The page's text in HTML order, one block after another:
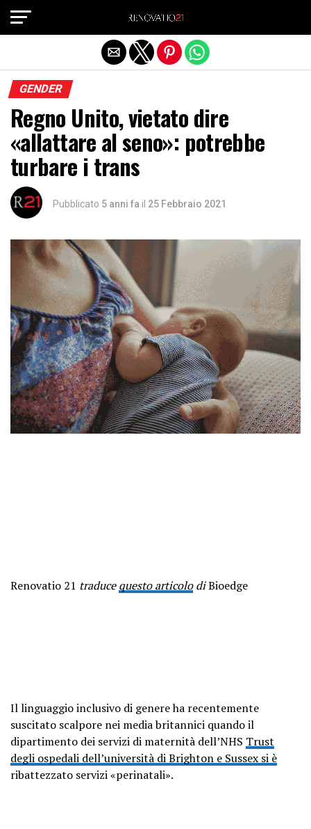
GENDER
Regno Unito, vietato dire
«allattare al seno»: potrebbe
turbare i trans
Pubblicato 5 anni fa il 25 Febbraio 2021
Renovatio 21 traducequesto articolodiBioedge
Il linguaggio inclusivo di genere ha recentemente
suscitato scalpore nei media britannici quando il
dipartimento dei servizi di maternità dell’NHS Trust
degli ospedali dell’università di Brighton e Sussex si è
ribattezzato servizi «perinatali».
Exit mobile version